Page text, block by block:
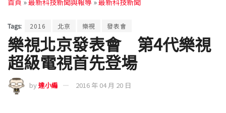
Tags: 2016 北京 樂視 發表會
樂視北京發表會 第4代樂視
超級電視首先登場
by達小編 2016 年 04 月 20 日